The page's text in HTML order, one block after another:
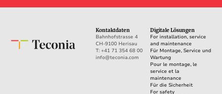
Kontaktdaten
Bahnhofstrasse 4
CH-9100 Herisau
T: +41 71 354 68 00
info@teconia.com
Digitale Lösungen
For installation, service
and maintenance
Für Montage, Service und
Wartung
Pour le montage, le
service et la
maintenance
Für die Sicherheit
For safety